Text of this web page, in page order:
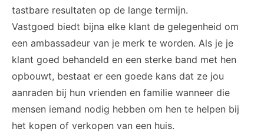
tastbare resultaten op de lange termijn.
Vastgoed biedt bijna elke klant de gelegenheid om
een ambassadeur van je merk te worden. Als je je
klant goed behandeld en een sterke band met hen
opbouwt, bestaat er een goede kans dat ze jou
aanraden bij hun vrienden en familie wanneer die
mensen iemand nodig hebben om hen te helpen bij
het kopen of verkopen van een huis.